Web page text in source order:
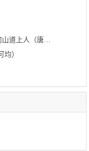
（唐代·皎然）
）